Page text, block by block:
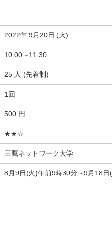
2022年 9月20日 (火)
10:00～11:30
25 人 (先着制)
1回
500 円
★★☆
三鷹ネットワーク大学
8月9日(火)午前9時30分～9月18日